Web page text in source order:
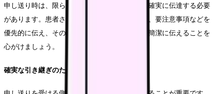
申し送り時は、限られた時間内で必要な情報を確実に伝達する必要
があります。患者さんの状態変化や新しい指示、要注意事項などを
優先的に伝え、その他の情報は重要度に応じて簡潔に伝えることを
心がけましょう。
確実な引き継ぎのための工夫